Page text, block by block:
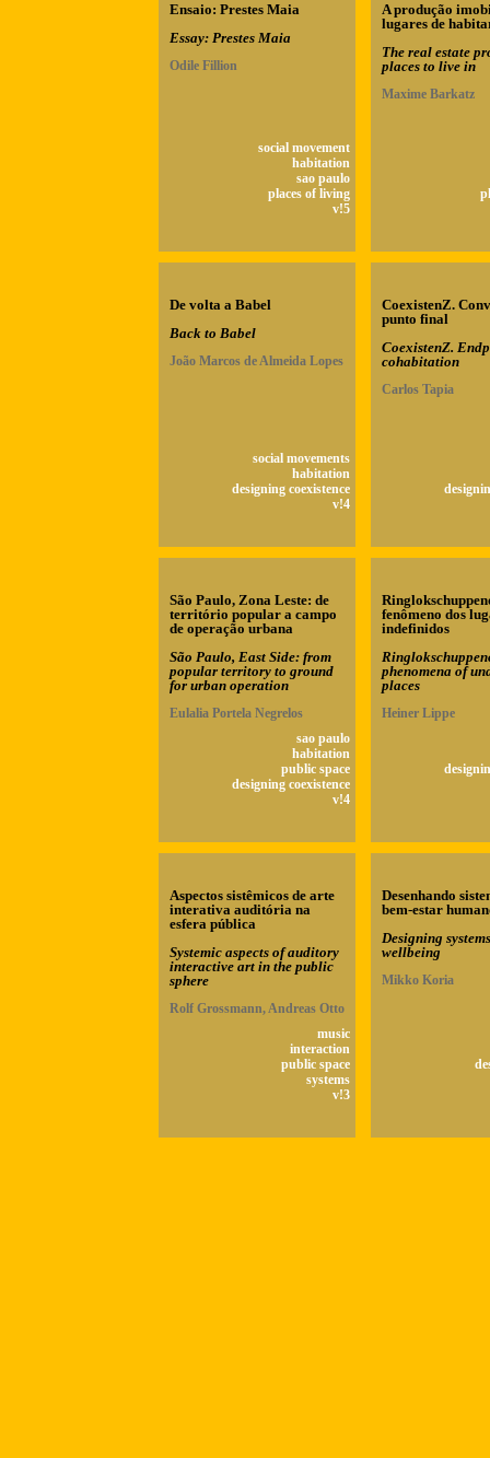
Ensaio: Prestes Maia
Essay: Prestes Maia
Odile Fillion
social movement
habitation
sao paulo
places of living
v!5
A produção
lugares de
The real estate
places to live in
Maxime Barkatz
De volta a Babel
Back to Babel
João Marcos de Almeida Lopes
social movements
habitation
designing coexistence
v!4
CoexistenZ.
punto final
CoexistenZ.
cohabitation
Carlos Tapia
São Paulo, Zona Leste: de
território popular a campo
de operação urbana
São Paulo, East Side: from
popular territory to ground
for urban operation
Eulalia Portela Negrelos
sao paulo
habitation
public space
designing coexistence
v!4
fenômeno dos
indefinidos
phenomena of
places
Heiner Lippe
Aspectos sistêmicos de arte
interativa auditória na
esfera pública
Systemic aspects of auditory
interactive art in the public
sphere
Rolf Grossmann, Andreas Otto
music
interaction
public space
systems
v!3
Desenhando
bem-estar
Designing
wellbeing
Mikko Koria